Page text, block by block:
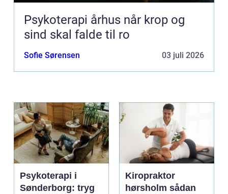
Psykoterapi århus når krop og
sind skal falde til ro
Sofie Sørensen 03 juli 2026
Psykoterapi i
Sønderborg: tryg
Kiropraktor
hørsholm sådan